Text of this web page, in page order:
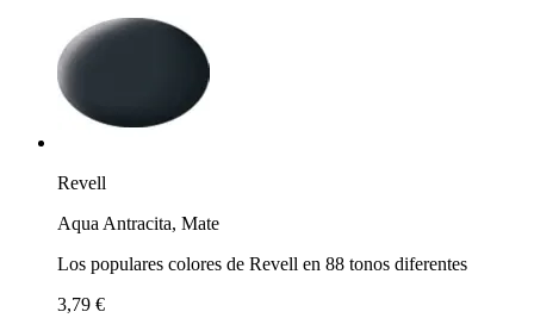
Revell
Aqua Antracita, Mate
Los populares colores de Revell en 88 tonos diferentes
3,79 €